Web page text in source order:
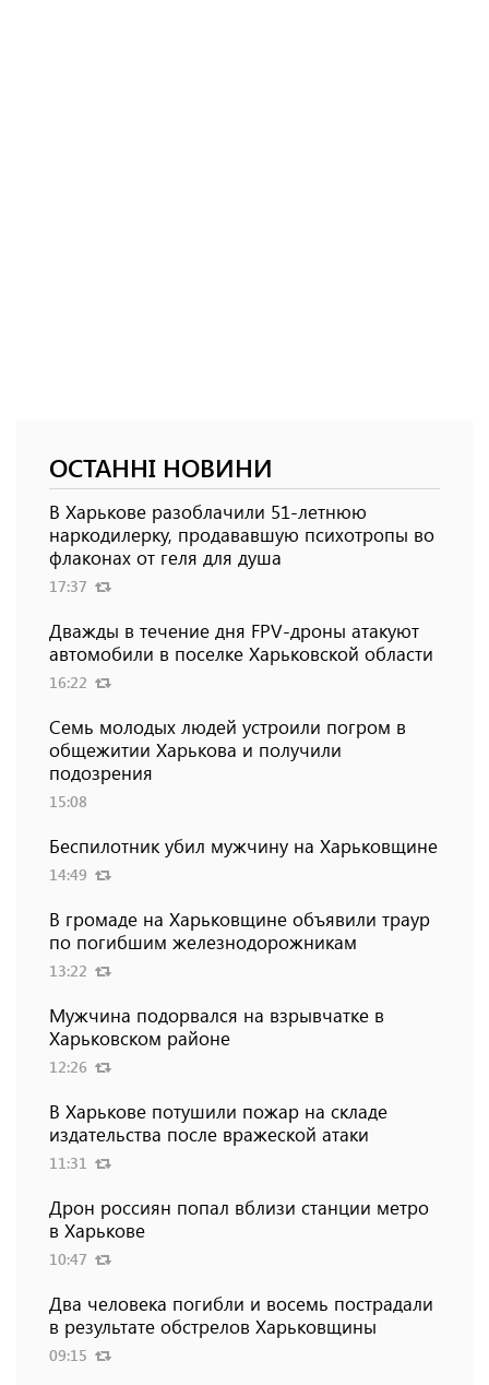
ОСТАННІ НОВИНИ
В Харькове разоблачили 51-летнюю
наркодилерку, продававшую психотропы во
флаконах от геля для душа
17:37
Дважды в течение дня FPV-дроны атакуют
автомобили в поселке Харьковской области
16:22
Семь молодых людей устроили погром в
общежитии Харькова и получили
подозрения
15:08
Беспилотник убил мужчину на Харьковщине
14:49
В громаде на Харьковщине объявили траур
по погибшим железнодорожникам
13:22
Мужчина подорвался на взрывчатке в
Харьковском районе
12:26
В Харькове потушили пожар на складе
издательства после вражеской атаки
11:31
Дрон россиян попал вблизи станции метро
в Харькове
10:47
Два человека погибли и восемь пострадали
в результате обстрелов Харьковщины
09:15